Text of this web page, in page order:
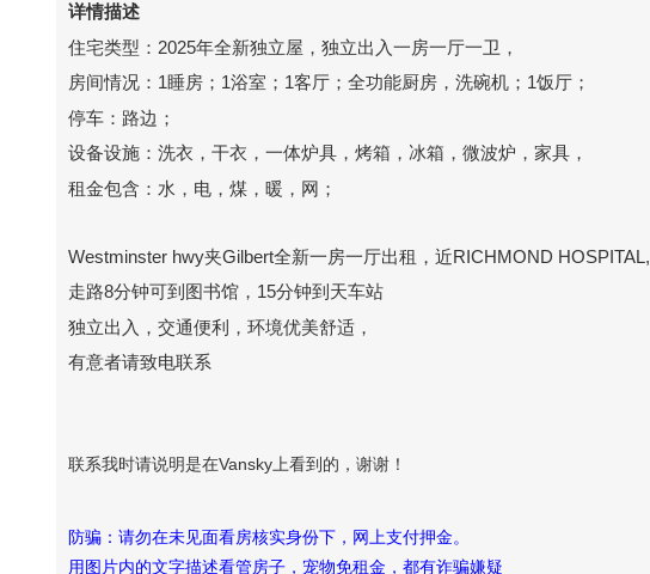
详情描述
住宅类型：2025年全新独立屋，独立出入一房一厅一卫，
房间情况：1睡房；1浴室；1客厅；全功能厨房，洗碗机；1饭厅；
停车：路边；
设备设施：洗衣，干衣，一体炉具，烤箱，冰箱，微波炉，家具，
租金包含：水，电，煤，暖，网；
Westminster hwy夹Gilbert全新一房一厅出租，近RICHMOND HOSPITAL,
走路8分钟可到图书馆，15分钟到天车站
独立出入，交通便利，环境优美舒适，
有意者请致电联系
联系我时请说明是在Vansky上看到的，谢谢！
防骗：请勿在未见面看房核实身份下，网上支付押金。
用图片内的文字描述看管房子，宠物免租金，都有诈骗嫌疑